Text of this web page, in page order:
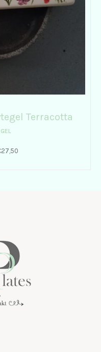
Terracotta
27,50